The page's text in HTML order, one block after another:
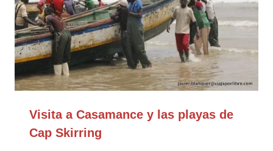
Visita a Casamance y las playas de
Cap Skirring